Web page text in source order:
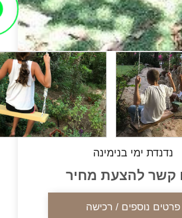
נדנדת ימי בנימינה
להצעת מחיר
נוספים / רכישה